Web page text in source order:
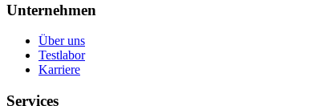
Unternehmen
Über uns
Testlabor
Karriere
Services